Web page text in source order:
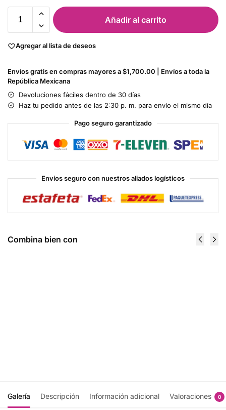
Añadir al carrito
Agregar al lista de deseos
Envíos gratis en compras mayores a $1,700.00 | Envíos a toda la
República Mexicana
Devoluciones fáciles dentro de 30 días
Haz tu pedido antes de las 2:30 p. m. para envío el mismo día
Pago seguro garantizado
Envíos seguro con nuestros aliados logísticos
Combina bien con
Galería Descripción Información adicional Valoraciones 0